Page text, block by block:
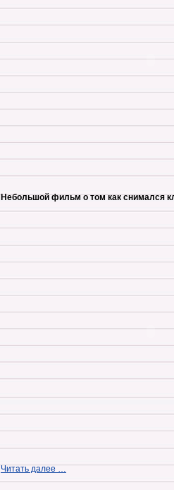
Небольшой фильм о том как снимался
Читать далее …